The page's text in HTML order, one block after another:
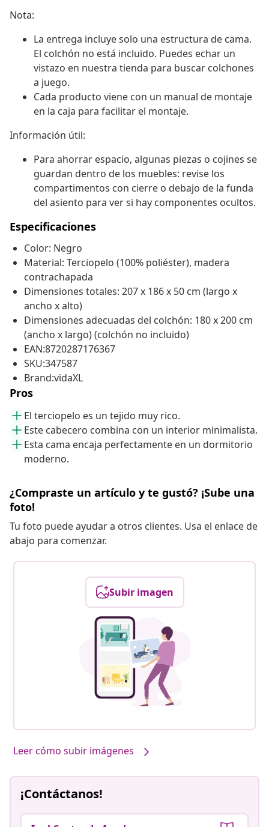
Nota:
La entrega incluye solo una estructura de cama.
El colchón no está incluido. Puedes echar un
vistazo en nuestra tienda para buscar colchones
a juego.
Cada producto viene con un manual de montaje
en la caja para facilitar el montaje.
Información útil:
Para ahorrar espacio, algunas piezas o cojines se
guardan dentro de los muebles: revise los
compartimentos con cierre o debajo de la funda
del asiento para ver si hay componentes ocultos.
Especificaciones
Color: Negro
Material: Terciopelo (100% poliéster), madera
contrachapada
Dimensiones totales: 207 x 186 x 50 cm (largo x
ancho x alto)
Dimensiones adecuadas del colchón: 180 x 200 cm
(ancho x largo) (colchón no incluido)
EAN:8720287176367
SKU:347587
Brand:vidaXL
Pros
El terciopelo es un tejido muy rico.
Este cabecero combina con un interior minimalista.
Esta cama encaja perfectamente en un dormitorio
moderno.
¿Compraste un artículo y te gustó? ¡Sube una
foto!
Tu foto puede ayudar a otros clientes. Usa el enlace de
abajo para comenzar.
Subir imagen
Leer cómo subir imágenes
¡Contáctanos!